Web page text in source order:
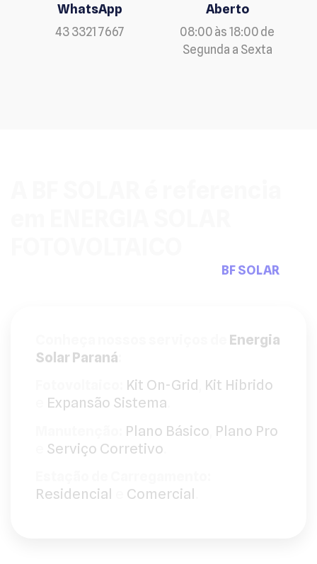
WhatsApp
43 3321 7667
Aberto
08:00 às 18:00 de
Segunda a Sexta
BF SOLAR
Energia
Solar Paraná
Kit On-Grid Kit Hibrido
Expansão Sistema
Plano Básico Plano Pro
Serviço Corretivo
Residencial
Comercial